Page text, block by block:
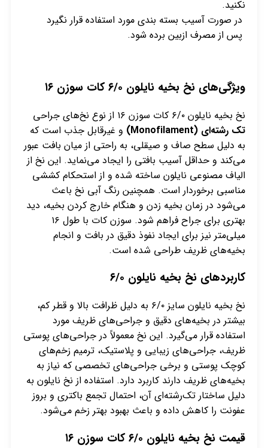
نکنید.
در صورت آسیب بسته بندی مورد استفاده قرار نگیرد
پس از مصرف ازبین برده شود.
ویژگی‌های نخ بخیه نایلون ۶/۰ کات سوزن ۱۶
نخ بخیه نایلون ۶/۰ کات سوزن ۱۶ از نوع نخ‌های جراحی
تک رشته‌ای (Monofilament
) و غیرقابل جذب است که
به دلیل سطح صاف و صیقلی، به راحتی از میان بافت عبور
می‌کند و حداقل آسیب بافتی را ایجاد می‌نماید. این نخ از
الیاف مصنوعی نایلون ساخته شده و از استحکام کششی
مناسبی برخوردار است. همچنین رنگ آبی نخ باعث
می‌شود در زمان بخیه زدن و هنگام خارج کردن بخیه، دید
بهتری برای جراح فراهم شود. سوزن کات با طول ۱۶
میلی‌متر نیز برای ایجاد نفوذ دقیق در بافت و انجام
بخیه‌های ظریف طراحی شده است.
کاربردهای نخ بخیه نایلون ۶/۰
نخ بخیه نایلون سایز ۶/۰ به دلیل ظرافت بالا و قطر کم،
بیشتر در بخیه‌های دقیق و جراحی‌های ظریف مورد
استفاده قرار می‌گیرد. این نخ معمولاً در جراحی‌های پوستی
ظریف، جراحی‌های زیبایی و پلاستیک، ترمیم زخم‌های
کوچک پوستی و برخی جراحی‌های تخصصی که نیاز به
بخیه‌های ظریف دارند کاربرد دارد. استفاده از نخ نایلون به
دلیل ساختار تک‌رشته‌ای آن، احتمال تجمع باکتری و بروز
عفونت را کاهش داده و باعث بهبود بهتر زخم می‌شود.
قیمت نخ بخیه نایلون ۶/۰ کات سوزن ۱۶